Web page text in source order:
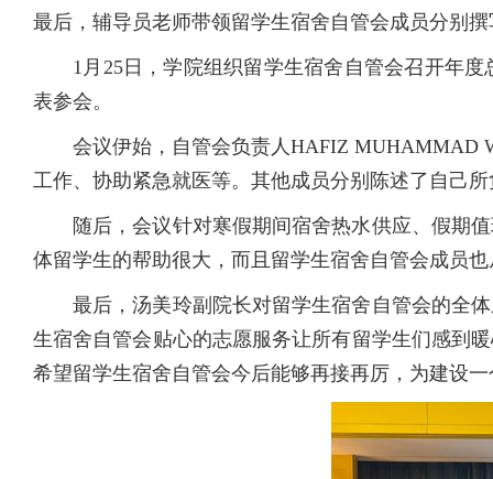
最后，辅导员老师带领留学生宿舍自管会成员分别
1月25日，学院组织留学生宿舍 自管会召开年
表参会。
会议伊始，自管会负责人HAFIZ MUHAMMAD
工作、协助紧急就医等。其他成员分别陈述了自己
随后，会议针对寒假期间宿舍热水供应、假期
体留学生的帮助很大，而且留学生宿舍自管会成员
最后，汤美玲副院长对留学生宿舍自管会的全
生宿舍自管会贴心的志愿服务让所有留学生们感到
希望留学生宿舍自管会今后能够再接再厉，为建设